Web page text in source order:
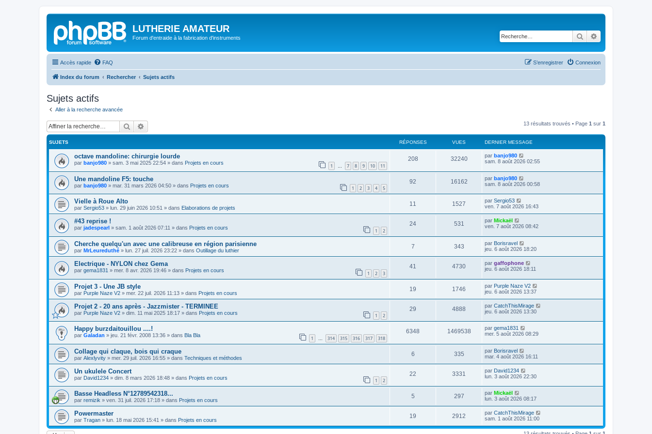
LUTHERIE AMATEUR
Forum d'entraide à la fabrication d'instruments Rechercher
Accès rapide FAQ Connexion
S’enregistrer
Index du forum Rechercher Sujets actifs
Sujets actifs
Aller à la recherche avancée
Rechercher 13 résultats trouvés • Page 1 sur 1
SUJETS RÉPONSES VUES DERNIER MESSAGE
octave mandoline: chirurgie lourde
par banjo980 » sam. 3 mai 2025 22:54 » dans Projets en cours 1 … 7 8 9 10 11
208 32240 par banjo980
sam. 8 août 2026 02:55
Une mandoline F5: touche
par banjo980 » mar. 31 mars 2026 04:50 » dans Projets en cours 1 2 3 4 5
92 16162 par banjo980
sam. 8 août 2026 00:58
Vielle à Roue Alto
par Sergio53 » lun. 29 juin 2026 10:51 » dans Elaborations de projets
11 1527 par Sergio53
ven. 7 août 2026 16:43
#43 reprise !
par jadespearl » sam. 1 août 2026 07:11 » dans Projets en cours 1 2
24 531 par Mickaël
ven. 7 août 2026 08:42
Cherche quelqu'un avec une calibreuse en région parisienne
par MrLeureduthé » lun. 27 juil. 2026 23:22 » dans Outillage du luthier
7 343 par Borisravel
jeu. 6 août 2026 18:20
Electrique - NYLON chez Gema
par gema1831 » mer. 8 avr. 2026 19:46 » dans Projets en cours 1 2 3
41 4730 par gaffophone
jeu. 6 août 2026 18:11
Projet 3 - Une JB style
par Purple Naze V2 » mer. 22 juil. 2026 11:13 » dans Projets en cours
19 1746 par Purple Naze V2
jeu. 6 août 2026 13:37
Projet 2 - 20 ans après - Jazzmister - TERMINEE
par Purple Naze V2 » dim. 11 mai 2025 18:17 » dans Projets en cours 1 2
29 4888 par CatchThisMirage
jeu. 6 août 2026 13:30
Happy burzdaitouillou ....!
par Galadan » jeu. 21 févr. 2008 13:36 » dans Bla Bla 1 … 314 315 316 317 318
6348 1469538 par gema1831
mer. 5 août 2026 08:29
Collage qui claque, bois qui craque
par Alexlyvity » mer. 29 juil. 2026 16:55 » dans Techniques et méthodes
6 335 par Borisravel
mar. 4 août 2026 16:11
Un ukulele Concert
par David1234 » dim. 8 mars 2026 18:48 » dans Projets en cours 1 2
22 3331 par David1234
lun. 3 août 2026 22:30
Basse Headless N°12789542318...
par remizik » ven. 31 juil. 2026 17:18 » dans Projets en cours
5 297 par Mickaël
lun. 3 août 2026 08:17
Powermaster
par Tragan » lun. 18 mai 2026 15:41 » dans Projets en cours
19 2912 par CatchThisMirage
sam. 1 août 2026 11:00